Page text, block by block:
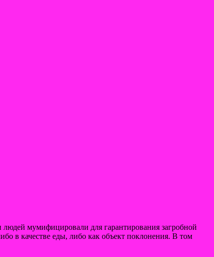
мумифицировали для гарантирования загробной
в качестве еды, либо как объект поклонения. В том